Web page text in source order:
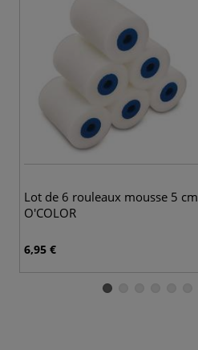
Lot de 6 rouleaux mousse 5 cm
O'COLOR
6,95 €